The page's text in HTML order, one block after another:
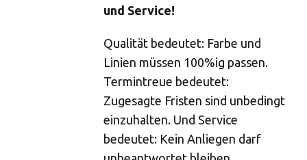
und Service!
Qualität bedeutet: Farbe und
Linien müssen 100%ig passen.
Termintreue bedeutet:
Zugesagte Fristen sind unbedingt
einzuhalten. Und Service
bedeutet: Kein Anliegen darf